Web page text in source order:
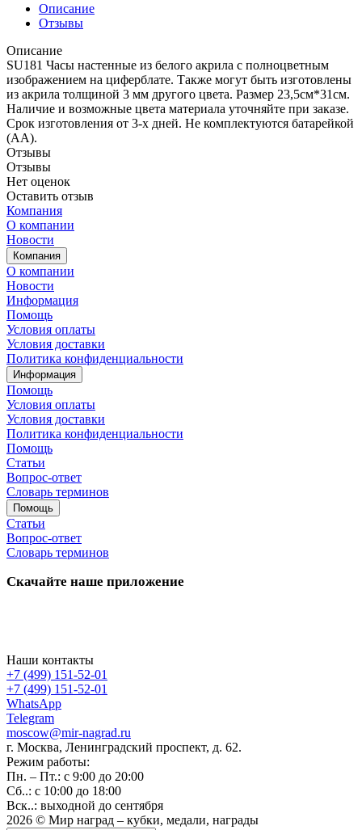
Описание
Отзывы
Описание
SU181 Часы настенные из белого акрила с полноцветным
изображением на циферблате. Также могут быть изготовлены
из акрила толщиной 3 мм другого цвета. Размер 23,5см*31см.
Наличие и возможные цвета материала уточняйте при заказе.
Срок изготовления от 3-х дней. Не комплектуются батарейкой
(АА).
Отзывы
Отзывы
Нет оценок
Оставить отзыв
Компания
О компании
Новости
Компания
О компании
Новости
Информация
Помощь
Условия оплаты
Условия доставки
Политика конфиденциальности
Информация
Помощь
Условия оплаты
Условия доставки
Политика конфиденциальности
Помощь
Статьи
Вопрос-ответ
Словарь терминов
Помощь
Статьи
Вопрос-ответ
Словарь терминов
Скачайте наше приложение
Наши контакты
+7 (499) 151-52-01
+7 (499) 151-52-01
WhatsApp
Telegram
moscow@mir-nagrad.ru
г. Москва, Ленинградский проспект, д. 62.
Режим работы:
Пн. – Пт.: с 9:00 до 20:00
Сб..: с 10:00 до 18:00
Вск..: выходной до сентября
2026 © Мир наград – кубки, медали, награды